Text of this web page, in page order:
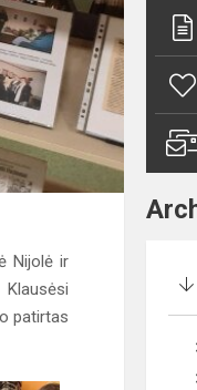
Nijolė ir
patirtas